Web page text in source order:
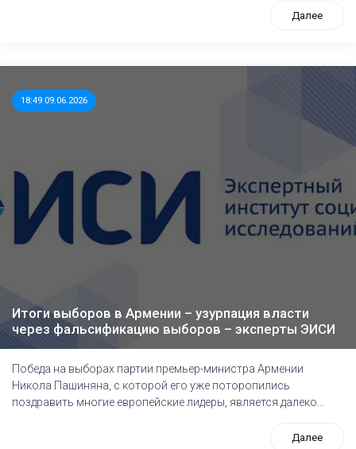
Далее
18:49 09.06.2026
Итоги выборов в Армении – узурпация власти
через фальсификацию выборов – эксперты ЭИСИ
Победа на выборах партии премьер-министра Армении
Никола Пашиняна, с которой его уже поторопились
поздравить многие европейские лидеры, является далеко...
Далее